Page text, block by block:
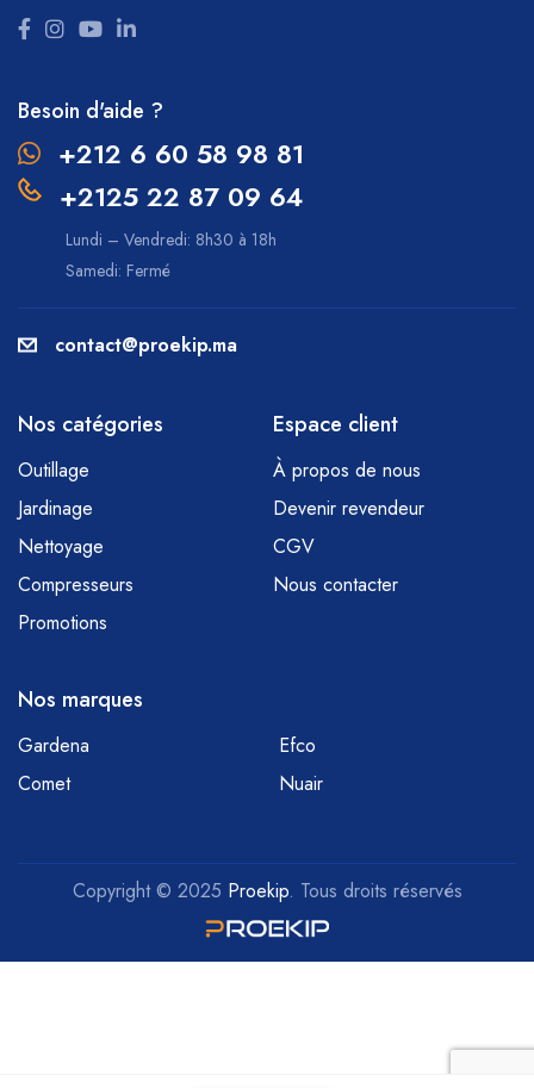
Besoin d'aide ?
+212 6 60 58 98 81
+2125 22 87 09 64
Lundi – Vendredi: 8h30 à 18h
Samedi: Fermé
contact@proekip.ma
Nos catégories
Outillage
Jardinage
Nettoyage
Compresseurs
Promotions
Espace client
À propos de nous
Devenir revendeur
CGV
Nous contacter
Nos marques
Gardena
Efco
Comet
Nuair
Copyright © 2025 Proekip. Tous droits réservés